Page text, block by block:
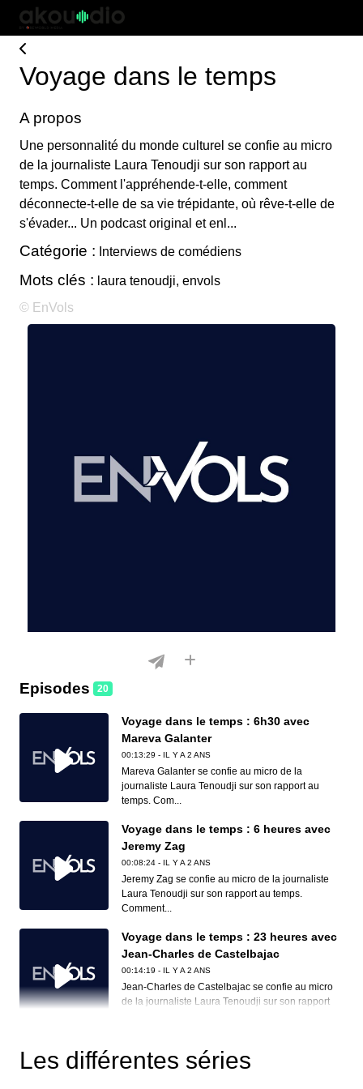
Voyage dans le temps
A propos
Une personnalité du monde culturel se confie au micro
de la journaliste Laura Tenoudji sur son rapport au
temps. Comment l'appréhende-t-elle, comment
déconnecte-t-elle de sa vie trépidante, où rêve-t-elle de
s'évader... Un podcast original et enl...
Catégorie : Interviews de comédiens
Mots clés : laura tenoudji, envols
© EnVols
Episodes 20
Voyage dans le temps : 6h30 avec
Mareva Galanter
00:13:29 - IL Y A 2 ANS
Mareva Galanter se confie au micro de la
journaliste Laura Tenoudji sur son rapport au
temps. Com...
Voyage dans le temps : 6 heures avec
Jeremy Zag
00:08:24 - IL Y A 2 ANS
Jeremy Zag se confie au micro de la journaliste
Laura Tenoudji sur son rapport au temps.
Comment...
Voyage dans le temps : 23 heures avec
Jean-Charles de Castelbajac
00:14:19 - IL Y A 2 ANS
Jean-Charles de Castelbajac se confie au micro
de la journaliste Laura Tenoudji sur son rapport
Didier van Cauwelaert
Les différentes séries